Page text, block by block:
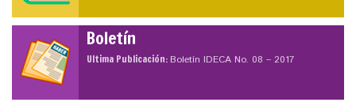
Boletín
Ultima Publicación:Boletín IDECA No. 08 – 2017